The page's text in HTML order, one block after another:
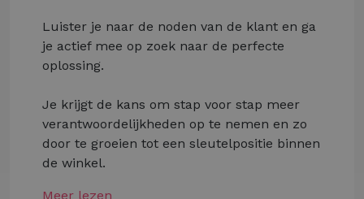
Luister je naar de noden van de klant en ga
je actief mee op zoek naar de perfecte
oplossing.
Je krijgt de kans om stap voor stap meer
verantwoordelijkheden op te nemen en zo
door te groeien tot een sleutelpositie binnen
de winkel.
Meer lezen